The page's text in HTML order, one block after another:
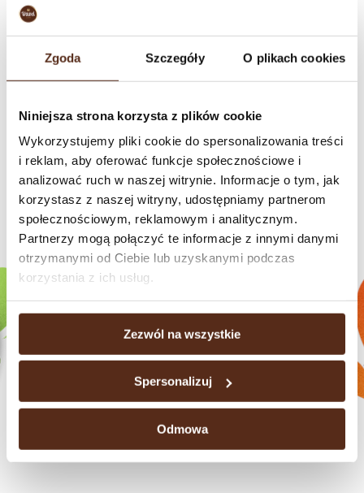
Zgoda Szczegóły O plikach cookies
Niniejsza strona korzysta z plików cookie
Wykorzystujemy pliki cookie do spersonalizowania treści
i reklam, aby oferować funkcje społecznościowe i
analizować ruch w naszej witrynie. Informacje o tym, jak
korzystasz z naszej witryny, udostępniamy partnerom
społecznościowym, reklamowym i analitycznym.
Partnerzy mogą połączyć te informacje z innymi danymi
otrzymanymi od Ciebie lub uzyskanymi podczas
korzystania z ich usług.
Zezwól na wszystkie
Spersonalizuj
Odmowa
Coco & Nuts
100 g
with coconut-peanut filling from Wawel. The product does not contain
palm oil, artificial flavours, and E476. Includes lecithin from certificated
soya beans. Non-GMO.
Check our brands
Chocolate bars